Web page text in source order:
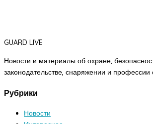
GUARD LIVE
Новости и материалы об охране,
законодательстве, снаряжении и профессии
Рубрики
Новости